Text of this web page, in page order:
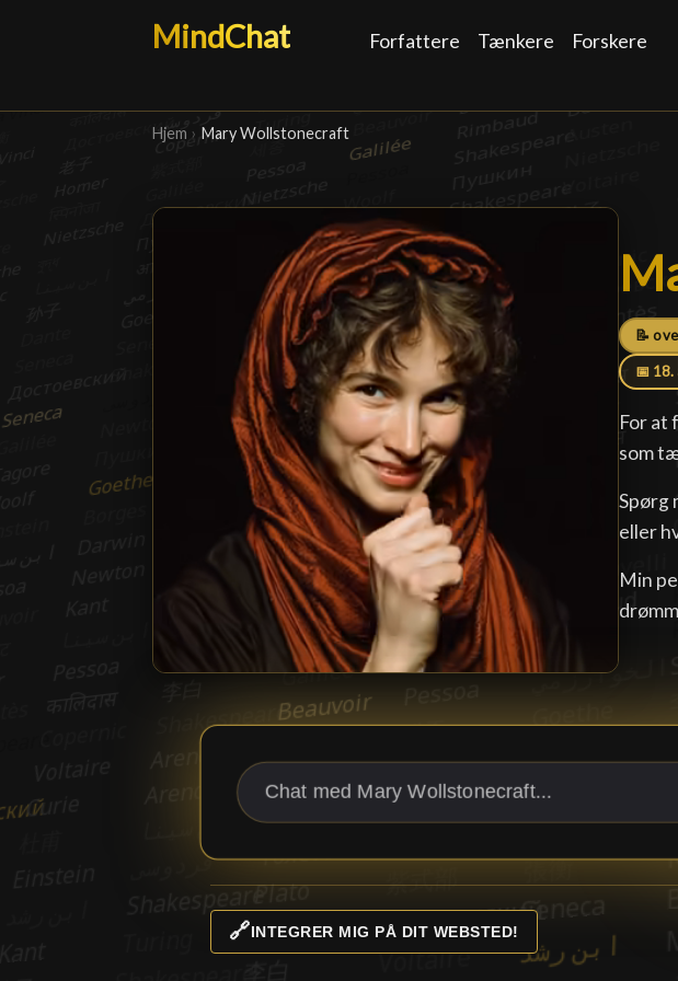
MindChat Forfattere Tænkere Forskere
Hjem › Mary Wollstonecraft
📝
📅 18.
For at
som
Spørg
eller
Min
🔗INTEGRER MIG PÅ DIT WEBSTED!